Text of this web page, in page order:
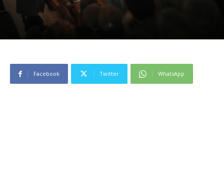
Facebook Twitter WhatsApp